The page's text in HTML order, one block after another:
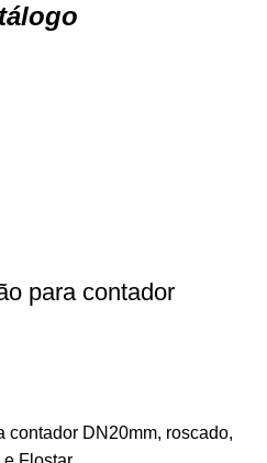
para contador
contador DN20mm, roscado,